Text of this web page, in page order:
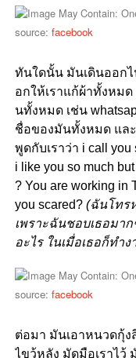
source: facebook
ทันใดนั้น มันเดินออก
อกให้เราแก้ผ้าทั้งหม
นทั้งหมด เช่น
ชื่อของมันทั้งหมด แล
พูดกับเราว่า i call you
i like you so much
? You are working in
you scared?(ฉันโทร
เพราะฉันชอบเธอมาก
อะไร ในเมื่อเธอก็ทำ
source: facebook
ต่อมา มันเอาหนวดกุ้ง
ไขว้หลัง มัดมือเราไว้